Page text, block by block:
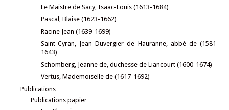
Le Maistre de Sacy, Isaac-Louis (1613-1684)
Pascal, Blaise (1623-1662)
Racine Jean (1639-1699)
Saint-Cyran, Jean Duvergier de Hauranne, abbé de (1581-
1643)
Schomberg, Jeanne de, duchesse de Liancourt (1600-1674)
Vertus, Mademoiselle de (1617-1692)
Publications
Publications papier